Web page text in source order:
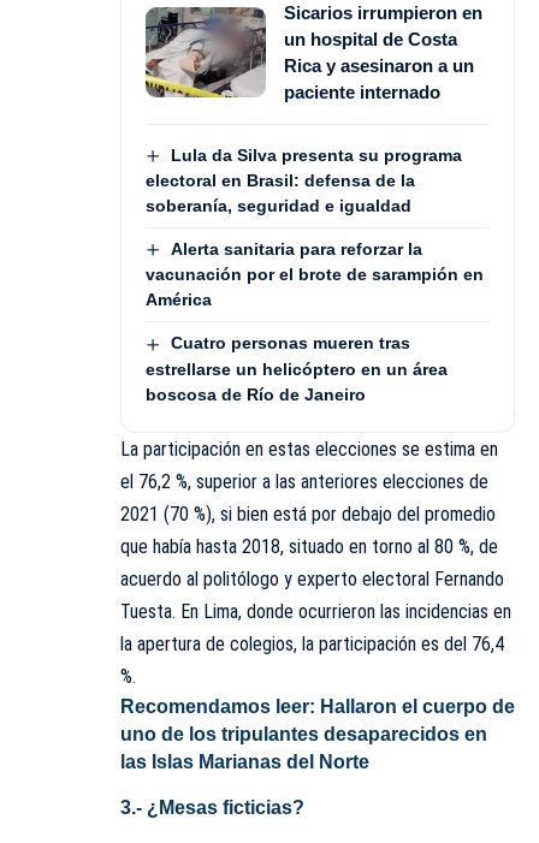
Sicarios irrumpieron en
un hospital de Costa
Rica y asesinaron a un
paciente internado
Lula da Silva presenta su programa
electoral en Brasil: defensa de la
soberanía, seguridad e igualdad
Alerta sanitaria para reforzar la
vacunación por el brote de sarampión en
América
Cuatro personas mueren tras
estrellarse un helicóptero en un área
boscosa de Río de Janeiro
La participación en estas elecciones se estima en
el 76,2 %, superior a las anteriores elecciones de
2021 (70 %), si bien está por debajo del promedio
que había hasta 2018, situado en torno al 80 %, de
acuerdo al politólogo y experto electoral Fernando
Tuesta. En Lima, donde ocurrieron las incidencias en
la apertura de colegios, la participación es del 76,4
%.
Recomendamos leer: Hallaron el cuerpo de
uno de los tripulantes desaparecidos en
las Islas Marianas del Norte
3.- ¿Mesas ficticias?